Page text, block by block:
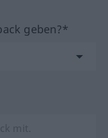
geben?*